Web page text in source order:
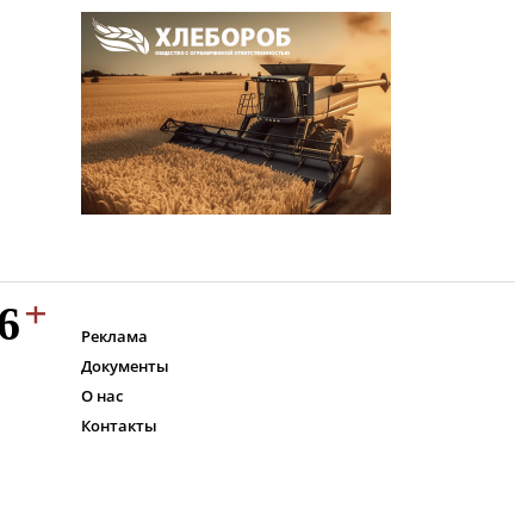
Реклама
Документы
О нас
Контакты